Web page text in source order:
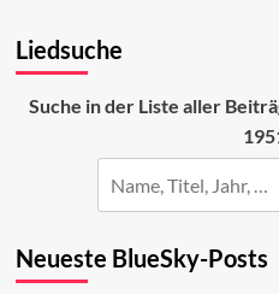
Sanremo
Erwartungen
Liedsuche
Suche in der Liste aller
Neueste BlueSky-Posts